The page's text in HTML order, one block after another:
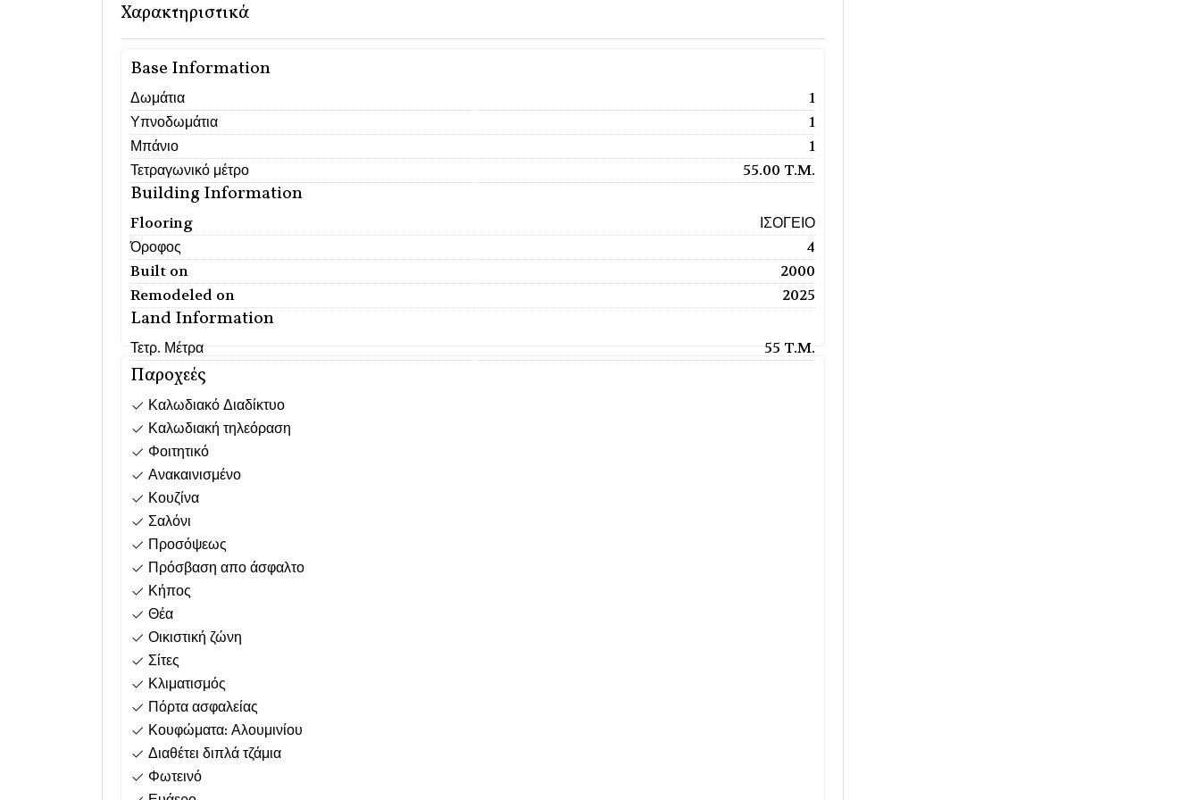
Χαρακτηριστικά
Base Information
Δωμάτια
1
Υπνοδωμάτια
1
Μπάνιο
1
Τετραγωνικό μέτρο
55.00 T.M.
Building Information
Flooring
ΙΣΟΓΕΙΟ
Όροφος
4
Built on
2000
Remodeled on
2025
Land Information
Τετρ. Μέτρα 55 T.M.
Παροχεές
Καλωδιακό Διαδίκτυο
Καλωδιακή τηλεόραση
Φοιτητικό
Ανακαινισμένο
Κουζίνα
Σαλόνι
Προσόψεως
Πρόσβαση απο άσφαλτο
Κήπος
Θέα
Οικιστική ζώνη
Σίτες
Κλιματισμός
Πόρτα ασφαλείας
Κουφώματα: Αλουμινίου
Διαθέτει διπλά τζάμια
Φωτεινό